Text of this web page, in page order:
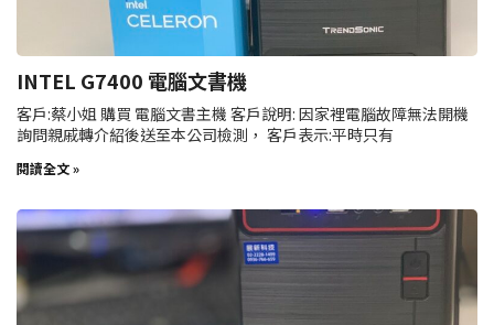
INTEL G7400 電腦文書機
客戶:蔡小姐 購買 電腦文書主機 客戶說明: 因家裡電腦故障無法開機
詢問親戚轉介紹後送至本公司檢測， 客戶表示:平時只有
閱讀全文 »